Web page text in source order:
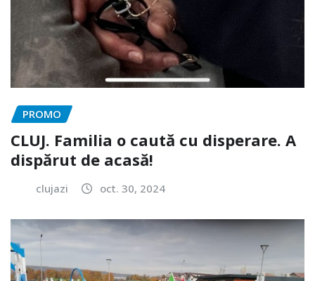
PROMO
CLUJ. Familia o caută cu disperare. A
dispărut de acasă!
clujazi oct. 30, 2024